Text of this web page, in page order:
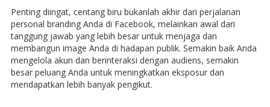
Penting diingat, centang biru bukanlah akhir dari perjalanan
personal branding Anda di Facebook, melainkan awal dari
tanggung jawab yang lebih besar untuk menjaga dan
membangun image Anda di hadapan publik. Semakin baik Anda
mengelola akun dan berinteraksi dengan audiens, semakin
besar peluang Anda untuk meningkatkan eksposur dan
mendapatkan lebih banyak pengikut.